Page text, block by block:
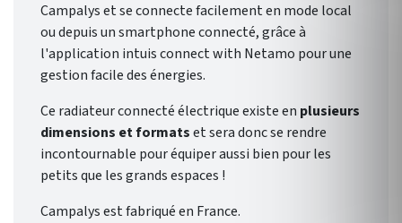
Campalys et se connecte facilement en mode local
ou depuis un smartphone connecté, grâce à
l'application intuis connect with Netamo pour une
gestion facile des énergies.
Ce radiateur connecté électrique existe en plusieurs
dimensions et formatset sera donc se rendre
incontournable pour équiper aussi bien pour les
petits que les grands espaces !
Campalys est fabriqué en France.